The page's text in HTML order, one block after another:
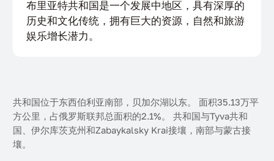
共和国位于东西伯利亚南部，贝加尔湖以东。 面积35.13万平
方公里，占俄罗斯联邦总面积的2.1%。 共和国与Tyva共和
国、伊尔库茨克州和Zabaykalsky Krai接壤，南部与蒙古接
壤。
布里亚特共和国是一个发展中地区，具有深厚的
历史和文化传统，拥有巨大的资源，自然和旅游
娱乐增长潜力。